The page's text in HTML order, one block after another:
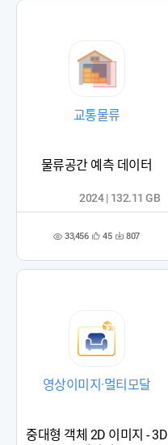
교통물류
물류공간 예측 데이터
조 33,456 관
록
45 다 807
2024 | 132.11 GB
영상이미지·멀티모달
중대형 객체 2D 이미지 - 3D